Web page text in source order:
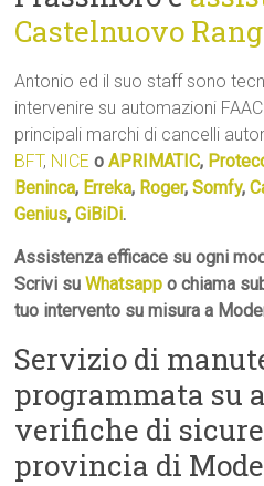
Castelnuovo
Antonio ed il suo staff sono
intervenire su automazioni
principali marchi di cancelli
BFT, NICE oAPRIMATIC,
Beninca, Erreka, Roger,Somfy,
Genius,GiBiDi.
Assistenza efficace su ogni
Scrivi suWhatsapp o chiama
tuo intervento su misura a
Servizio di
programmata su
verifiche di
provincia di